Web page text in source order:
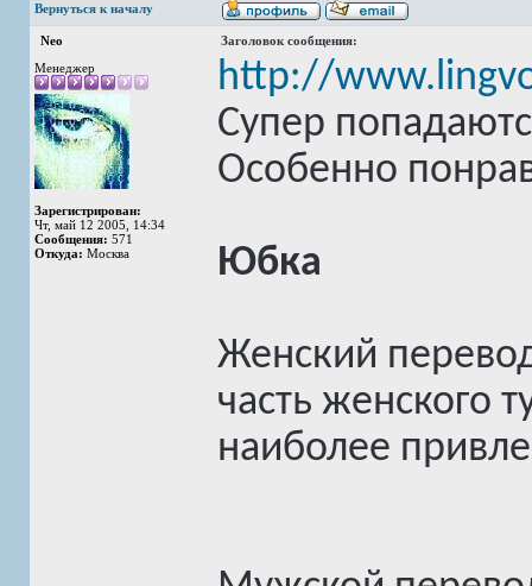
Вернуться к началу
Neo
Заголовок сообщения:
Менеджер
Зарегистрирован:
Чт, май 12 2005, 14:34
Сообщения: 571
Откуда: Москва
http://
Супер
Особенно
Юбка
Женский
часть женского
наиболее